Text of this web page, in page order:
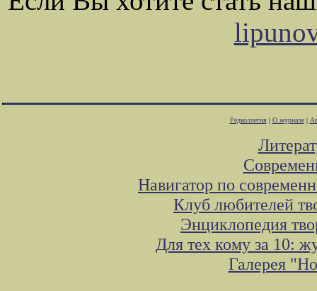
Редколлегия| О журнале|
Навигатор по
Клуб любителей
Энциклопедия
Для тех кому за 10:
Галерея